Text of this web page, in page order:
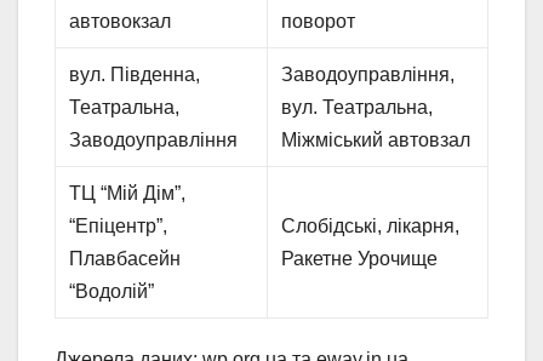
автовокзал
поворот
вул. Південна,
Театральна,
Заводоуправління
Заводоуправління,
вул. Театральна,
Міжміський автовзал
ТЦ “Мій Дім”,
“Епіцентр”,
Плавбасейн
“Водолій”
Слобідські, лікарня,
Ракетне Урочище